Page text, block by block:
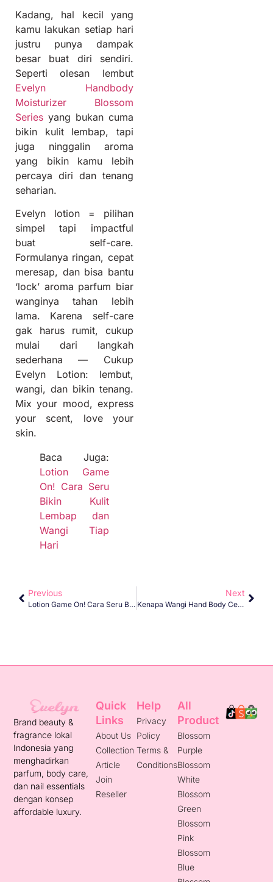
Kadang, hal kecil yang
kamu lakukan setiap hari
justru punya dampak
besar buat diri sendiri.
Seperti olesan lembut
Evelyn Handbody
Moisturizer Blossom
Series yang bukan cuma
bikin kulit lembap, tapi
juga ninggalin aroma
yang bikin kamu lebih
percaya diri dan tenang
seharian.
Evelyn lotion = pilihan
simpel tapi impactful
buat self-care.
Formulanya ringan, cepat
meresap, dan bisa bantu
‘lock’ aroma parfum biar
wanginya tahan lebih
lama. Karena self-care
gak harus rumit, cukup
mulai dari langkah
sederhana — Cukup
Evelyn Lotion: lembut,
wangi, dan bikin tenang.
Mix your mood, express
your scent, love your
skin.
Baca Juga:
Lotion Game
On! Cara Seru
Bikin Kulit
Lembap dan
Wangi Tiap
Hari
Previous
Lotion Game On! Cara Seru Bikin Kulit Lembap Dan Wangi Tiap Hari
Next
Kenapa Wangi Hand Body Cepat Hilang?
Brand beauty &
fragrance lokal
Indonesia yang
menghadirkan
parfum, body care,
dan nail essentials
dengan konsep
affordable luxury.
Quick
Links
About Us
Collection
Article
Join
Reseller
Help
Privacy
Policy
Terms &
Conditions
All
Product
Blossom
Purple
Blossom
White
Blossom
Green
Blossom
Pink
Blossom
Blue